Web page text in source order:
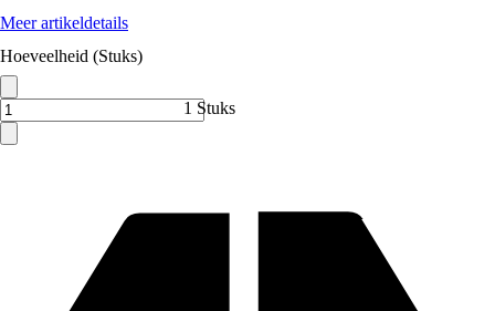
Meer artikeldetails
Hoeveelheid (Stuks)
1 Stuks